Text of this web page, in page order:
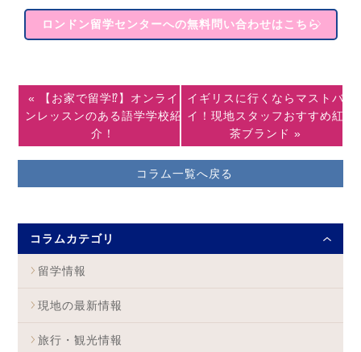
ロンドン留学センターへの無料問い合わせはこちら
« 【お家で留学⁉】オンライ
ンレッスンのある語学学校紹
介！
コラム一覧へ戻る
イギリスに行くならマストバ
イ！現地スタッフおすすめ紅
茶ブランド »
コラムカテゴリ
留学情報
現地の最新情報
旅行・観光情報